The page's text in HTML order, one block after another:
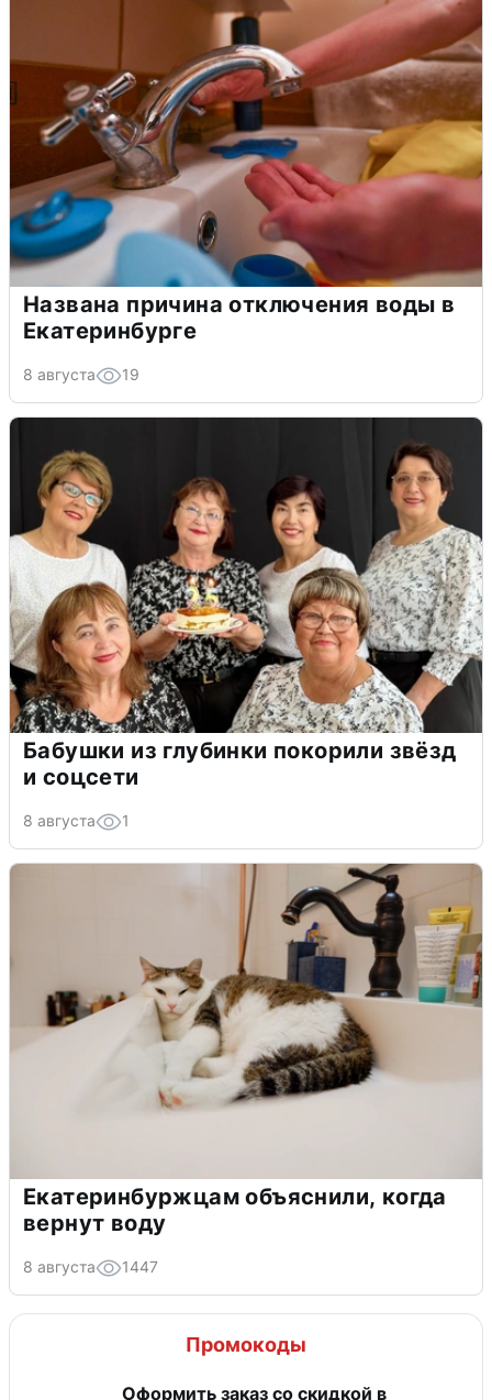
Названа причина отключения воды в
Екатеринбурге
8 августа 19
Бабушки из глубинки покорили звёзд
и соцсети
8 августа 1
Екатеринбуржцам объяснили, когда
вернут воду
8 августа 1447
Промокоды
Оформить заказ со скидкой в